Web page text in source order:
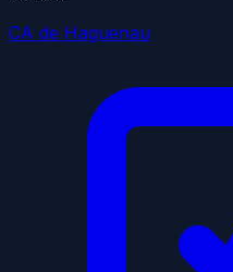
CA de Haguenau